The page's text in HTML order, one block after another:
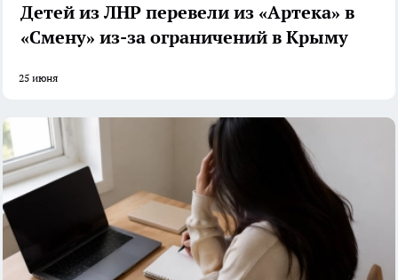
Детей из ЛНР перевели из «Артека» в
«Смену» из-за ограничений в Крыму
25 июня